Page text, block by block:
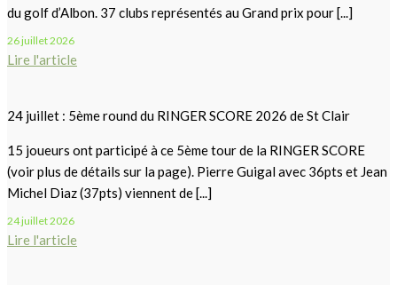
du golf d’Albon. 37 clubs représentés au Grand prix pour [...]
26 juillet 2026
Lire l'article
24 juillet : 5ème round du RINGER SCORE 2026 de St Clair
15 joueurs ont participé à ce 5ème tour de la RINGER SCORE
(voir plus de détails sur la page). Pierre Guigal avec 36pts et Jean
Michel Diaz (37pts) viennent de [...]
24 juillet 2026
Lire l'article